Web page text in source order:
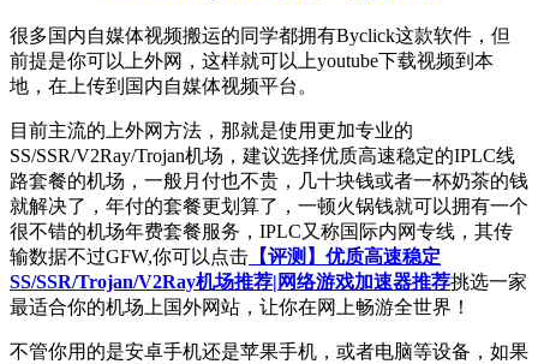
不
了
的
尬！
很多国内自媒体视频搬运的同学都拥有Byclick这款软件，但
前提是你可以上外网，这样就可以上youtube下载视频到本
地，在上传到国内自媒体视频平台。
目前主流的上外网方法，那就是使用更加专业的
SS/SSR/V2Ray/Trojan机场，建议选择优质高速稳定的IPLC线
路套餐的机场，一般月付也不贵，几十块钱或者一杯奶茶的钱
就解决了，年付的套餐更划算了，一顿火锅钱就可以拥有一个
很不错的机场年费套餐服务，IPLC又称国际内网专线，其传
输数据不过GFW,你可以点击 【评测】优质高速稳定
SS/SSR/Trojan/V2Ray机场推荐|网络游戏加速器推荐挑选一家
最适合你的机场上国外网站，让你在网上畅游全世界！
不管你用的是安卓手机还是苹果手机，或者电脑等设备，如果